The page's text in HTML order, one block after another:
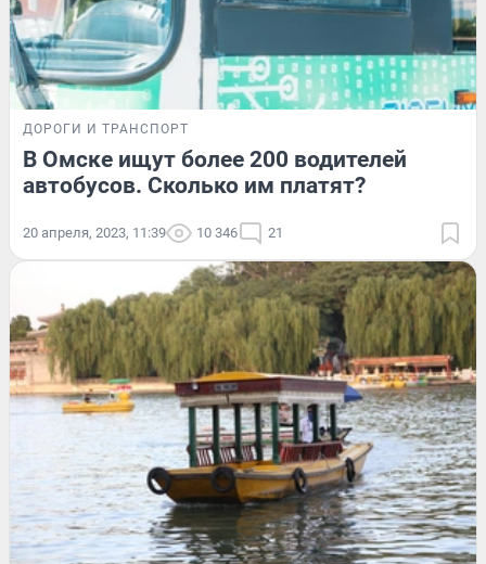
ДОРОГИ И ТРАНСПОРТ
В Омске ищут более 200 водителей
автобусов. Сколько им платят?
20 апреля, 2023, 11:39 10 346 21